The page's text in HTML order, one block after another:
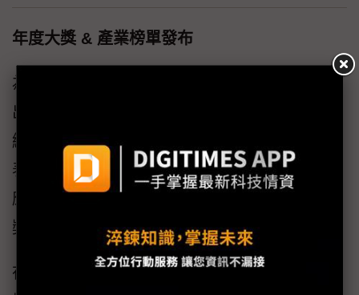
年度大獎 & 產業榜單發布
為表彰和鼓勵為全球記憶體產業鏈創新發展做
出卓越貢獻的先進企業，本屆峰會現場，將繼
續評選出存儲產業各細分領域優秀公司並加以
表彰，獎項囊括五大類別：產業貢獻獎、終端
應用獎、解決方案獎、技術創新獎、市場服務
獎。
在頒布五大獎項的同時，本屆峰會，深圳市記